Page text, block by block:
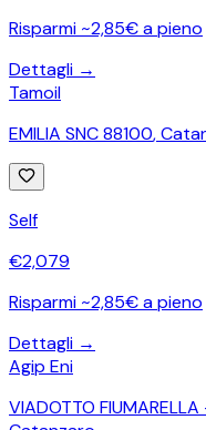
Risparmi ~2,85€ a pieno
Dettagli →
Tamoil
EMILIA SNC 88100,
Self
€2,079
Risparmi ~2,85€ a pieno
Dettagli →
Agip Eni
VIADOTTO